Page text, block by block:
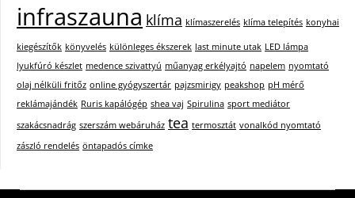
infraszauna klíma klímaszerelés klíma telepítés konyhai
kiegészítők könyvelés különleges ékszerek last minute utak LED lámpa
lyukfúró készlet medence szivattyú műanyag erkélyajtó napelem nyomtató
olaj nélküli fritőz online gyógyszertár pajzsmirigy peakshop pH mérő
reklámajándék Ruris kapálógép shea vaj Spirulina sport mediátor
szakácsnadrág szerszám webáruház tea termosztát vonalkód nyomtató
zászló rendelés öntapadós címke